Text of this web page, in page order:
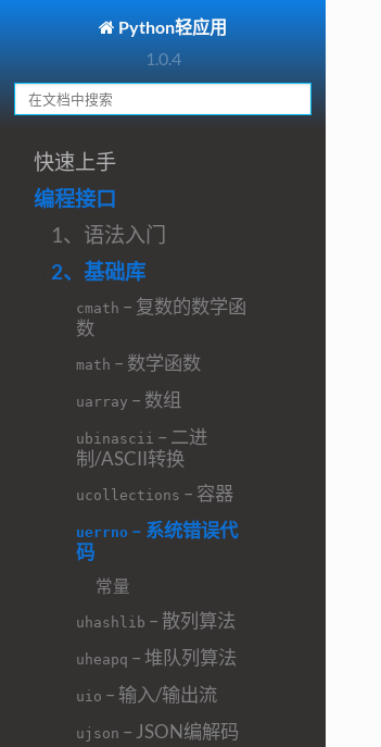
Python轻应用
1.0.4
快速上手
编程接口
1、语法入门
2、基础库
cmath – 复数的数学函
数
math – 数学函数
uarray – 数组
ubinascii – 二进
制/ASCII转换
ucollections – 容器
uerrno– 系统错误代
码
常量
uhashlib – 散列算法
uheapq – 堆队列算法
uio – 输入/输出流
ujson – JSON编解码